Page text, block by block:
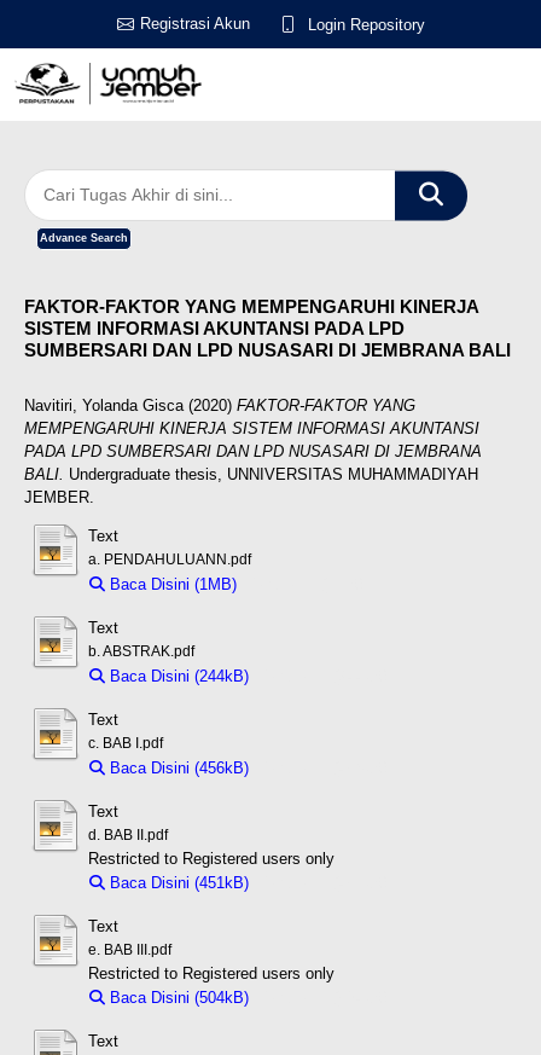
Registrasi Akun Login Repository
Advance Search
FAKTOR-FAKTOR YANG MEMPENGARUHI KINERJA
SISTEM INFORMASI AKUNTANSI PADA LPD
SUMBERSARI DAN LPD NUSASARI DI JEMBRANA BALI
Navitiri, Yolanda Gisca(2020) FAKTOR-FAKTOR YANG
MEMPENGARUHI KINERJA SISTEM INFORMASI AKUNTANSI
PADA LPD SUMBERSARI DAN LPD NUSASARI DI JEMBRANA
BALI. Undergraduate thesis, UNNIVERSITAS MUHAMMADIYAH
JEMBER.
Text
a. PENDAHULUANN.pdf
Baca Disini (1MB)
Text
b. ABSTRAK.pdf
Baca Disini (244kB)
Text
c. BAB I.pdf
Baca Disini (456kB)
Text
d. BAB II.pdf
Restricted to Registered users only
Baca Disini (451kB)
Text
e. BAB III.pdf
Restricted to Registered users only
Baca Disini (504kB)
Text